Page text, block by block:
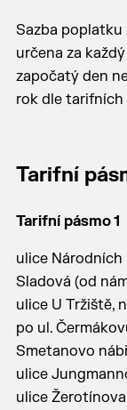
Sazba
určena za
započatý den
rok dle tarifních
Tarifní
Tarifní pásmo 1
ulice Národních
Sladová (od
ulice U Tržiště,
po ul.
Smetanovo
ulice
ulice